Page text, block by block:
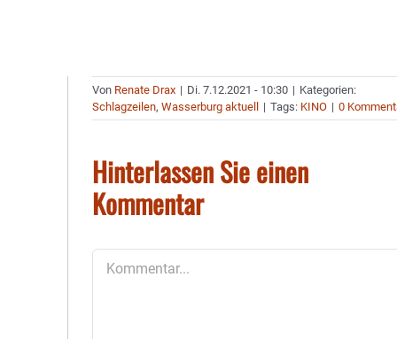
Von Renate Drax | Di. 7.12.2021 - 10:30 | Kategorien:
Schlagzeilen,Wasserburg aktuell | Tags: KINO | 0
Hinterlassen Sie einen
Kommentar